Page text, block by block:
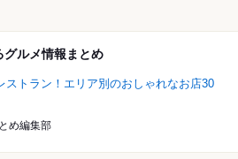
グルメ情報まとめ
ストラン！エリア別のおしゃれなお店30
め編集部